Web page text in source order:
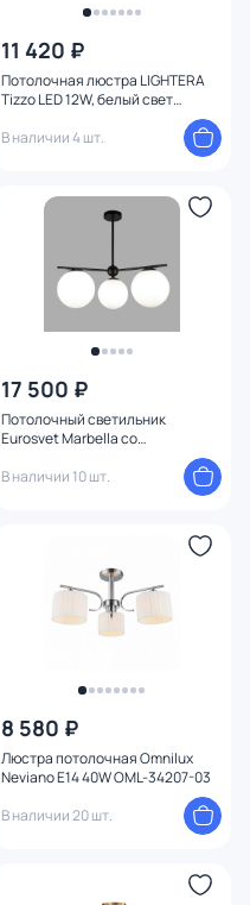
11 420 ₽
Потолочная люстра LIGHTERA
Tizzo LED 12W, белый свет
В наличии 4 шт.
17 500 ₽
Потолочный светильник
Eurosvet Marbella со
60147/3 черный
В наличии 10 шт.
8 580 ₽
Люстра потолочная Omnilux
Neviano E14 40W OML-34207-03
В наличии 20 шт.